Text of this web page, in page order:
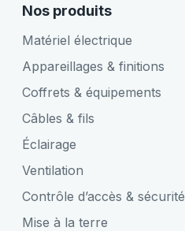
Nos produits
Matériel électrique
Appareillages & finitions
Coffrets & équipements
Câbles & fils
Éclairage
Ventilation
Contrôle d’accès & sécurité
Mise à la terre